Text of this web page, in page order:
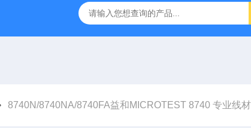
阻抗测试仪 3380/3380P/3380D致茂Chroma 3380/
8740N/8740NA/8740FA益和MICROTEST 8740 专业线